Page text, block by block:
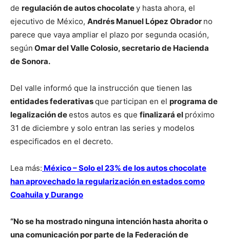
de regulación de autos chocolatey hasta ahora, el
ejecutivo de México, Andrés Manuel López Obrador no
parece que vaya ampliar el plazo por segunda ocasión,
según Omar del Valle Colosio, secretario de Hacienda
de Sonora.
Del valle informó que la instrucción que tienen las
entidades federativasque participan en el programa de
legalización deestos autos es que finalizará el próximo
31 de diciembre y solo entran las series y modelos
especificados en el decreto.
Lea más: México – Solo el 23% de los autos chocolate
han aprovechado la regularización en estados como
Coahuila y Durango
“No se ha mostrado ninguna intención hasta ahorita o
una comunicación por parte de la Federación de